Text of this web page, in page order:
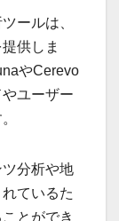
ールは、
供しま
やCerevo
ユーザー
分析や地
ているた
とができ